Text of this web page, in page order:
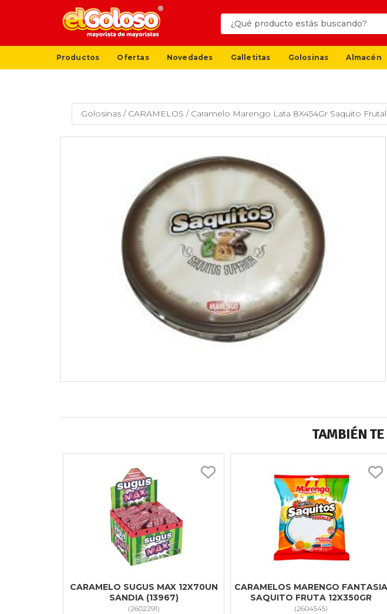
Productos Ofertas Novedades Galletitas Golosinas Almacén
Golosinas / CARAMELOS / Caramelo Marengo Lata 8X454Gr Saquito
TAMBIÉN
CARAMELO SUGUS MAX 12X70UN
SANDIA (13967)
(2602291)
CARAMELOS MARENGO FANTASIA
SAQUITO FRUTA 12X350GR
(2604545)